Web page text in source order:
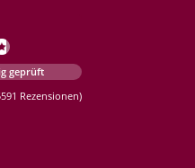
geprüft
Rezensionen)